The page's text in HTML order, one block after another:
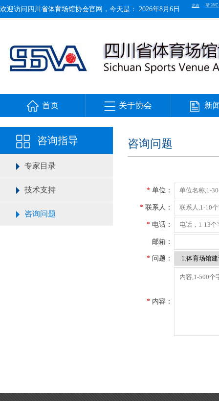
欢迎访问四川省体育场馆协会官网，今天是： 2026年8月6日
首页 关于协会 新
咨询指导
专家目录
技术支持
咨询问题
咨询问题
* 单位：
* 联系人：
* 电话：
邮箱：
* 问题：
* 内容：